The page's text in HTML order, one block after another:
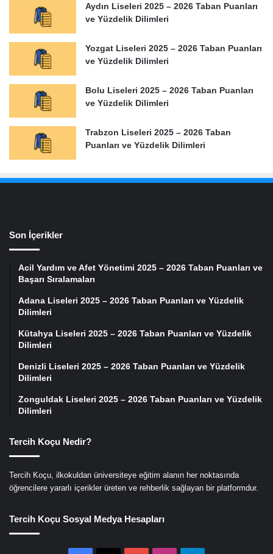
Aydın Liseleri 2025 – 2026 Taban Puanları
ve Yüzdelik Dilimleri
Yozgat Liseleri 2025 – 2026 Taban Puanları
ve Yüzdelik Dilimleri
Bolu Liseleri 2025 – 2026 Taban Puanları
ve Yüzdelik Dilimleri
Trabzon Liseleri 2025 – 2026 Taban
Puanları ve Yüzdelik Dilimleri
Son İçerikler
Acil Yardım ve Afet Yönetimi 2025 – 2026 Taban Puanları ve
Başarı Sıralamaları
Adana Liseleri 2025 – 2026 Taban Puanları ve Yüzdelik
Dilimleri
Kütahya Liseleri 2025 – 2026 Taban Puanları ve Yüzdelik
Dilimleri
Denizli Liseleri 2025 – 2026 Taban Puanları ve Yüzdelik
Dilimleri
Zonguldak Liseleri 2025 – 2026 Taban Puanları ve Yüzdelik
Dilimleri
Tercih Koçu Nedir?
Tercih Koçu, ilkokuldan üniversiteye eğitim alanın her noktasında
öğrencilere yararlı içerikler üreten ve rehberlik sağlayan bir platformdur.
Tercih Koçu Sosyal Medya Hesapları